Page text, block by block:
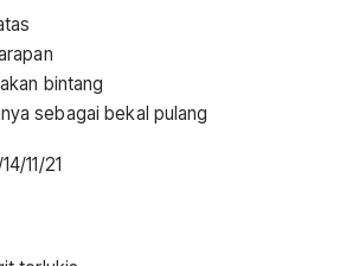
bintang
sebagai bekal pulang
11/21